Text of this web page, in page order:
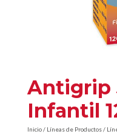
Antigrip
Infantil
Inicio/ Líneas de Productos/